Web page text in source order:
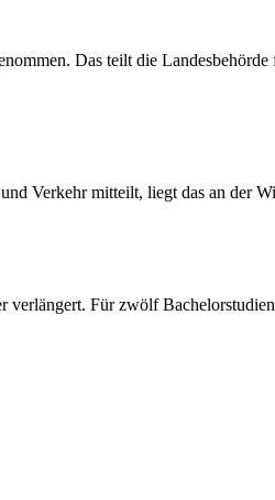
Das teilt die
Verkehr mitteilt, liegt das an der
Für zwölf